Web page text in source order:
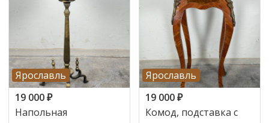
Ярославль
19 000₽
Напольная
Ярославль
19 000₽
Комод, подставка с